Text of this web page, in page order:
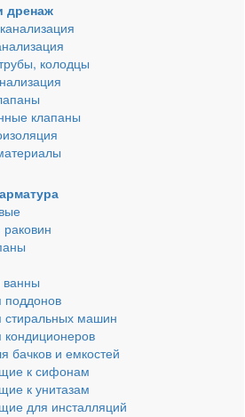
дренаж
колодцы
клапаны
ванны
машин
бачков и емкостей
к сифонам
к унитазам
для инсталляций